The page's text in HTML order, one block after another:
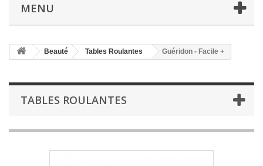
MENU
Beauté Tables Roulantes Guéridon - Facile +
TABLES ROULANTES